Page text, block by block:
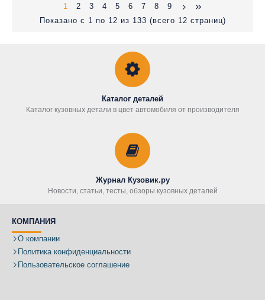
1 2 3 4 5 6 7 8
9
Показано с 1 по 12 из 133 (всего 12 страниц)
Каталог деталей
Каталог кузовных детали в цвет автомобиля от производителя
Журнал Кузовик.ру
Новости, статьи, тесты, обзоры кузовных деталей
КОМПАНИЯ
О компании
Политика конфиденциальности
Пользовательское соглашение